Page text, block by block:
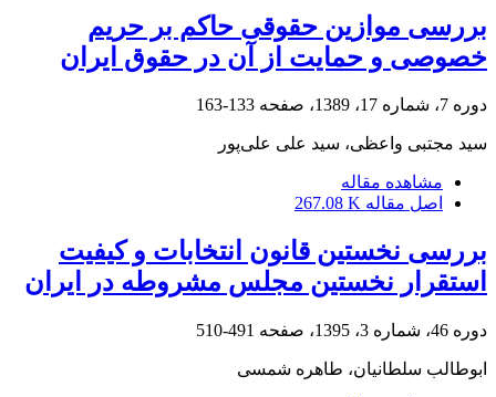
بررسی موازین حقوقی حاکم بر حریم
خصوصی و حمایت از آن در حقوق ایران
دوره 7، شماره 17، 1389، صفحه 133-163
سید مجتبی واعظی، سید علی علی‌پور
مشاهده مقاله
اصل مقاله 267.08 K
بررسی نخستین قانون انتخابات و کیفیت
استقرار نخستین مجلس مشروطه در ایران
دوره 46، شماره 3، 1395، صفحه 491-510
ابوطالب سلطانیان، طاهره شمسی